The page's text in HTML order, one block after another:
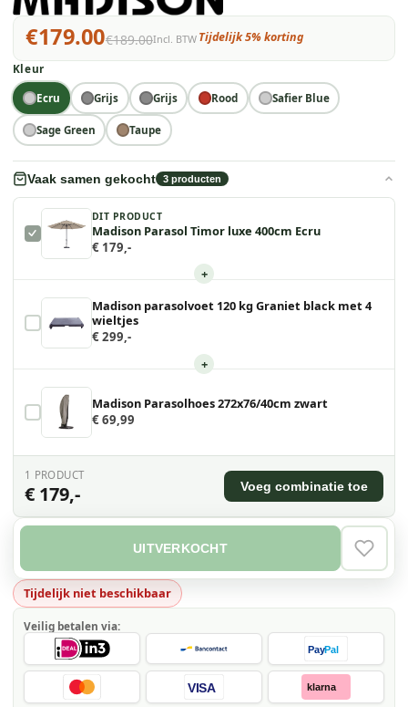
€179.00€189.00Incl. BTW Tijdelijk 5% korting
Tijdelijk niet beschikbaar
Kleur
Ecru Grijs Grijs Rood Safier Blue
Sage Green Taupe
UITVERKOCHT
Vaak samen gekocht 3 producten
DIT PRODUCT
Madison Parasol Timor luxe 400cm Ecru
€ 179,-
+
Madison parasolvoet 120 kg Graniet black met 4
wieltjes
€ 299,-
+
Madison Parasolhoes 272x76/40cm zwart
€ 69,99
1 PRODUCT
€ 179,- Voeg combinatie toe
Veilig betalen via:
PayPal
VISA klarna